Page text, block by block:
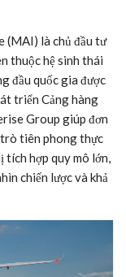
(MAI) là chủ đầu tư
thuộc hệ sinh thái
đầu quốc gia được
triển Cảng hàng
Group giúp đơn
trò tiên phong thực
tích hợp quy mô lớn,
chiến lược và khả